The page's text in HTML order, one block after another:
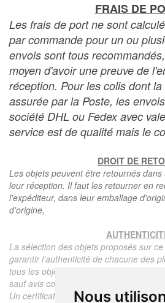
Nous
FRAIS DE
Les frais de port ne sont
par commande pour un ou
envois sont tous
moyen d'avoir une preuve de
réception. Pour les colis dont
assurée par la Poste, les
société DHL ou Fedex avec
service est de qualité mais le
DROIT DE
Les objets peuvent être retournés
leur réception. Il faut les retourner en
l'expéditeur, dans leur emballage
d'origine,
La sélection des objets proposés sur
garantir l'authenticité de chacune des
tous les objets proposés sont garantis
sauf avis contraire ou restriction dans la
Un certificat d'authenticité de l'objet